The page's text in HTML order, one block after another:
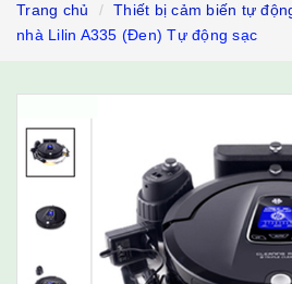
Trang chủ Thiết bị cảm biến tự
nhà Lilin A335 (Đen) Tự động sạc